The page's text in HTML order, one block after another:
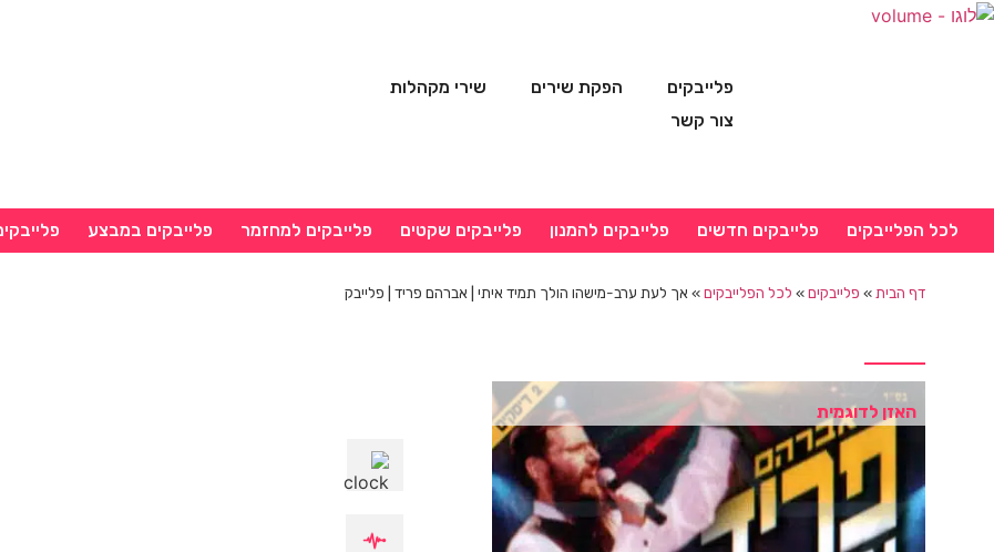
פלייבקים הפקת שירים
שירי מקהלות
צור קשר
לכל הפלייבקים פלייבקים חדשים פלייבקים להמנון פלייבקים שקטים פלייבקים למחזמר פלייבקים במבצע
דף הבית » פלייבקים» לכל הפלייבקים» אך לעת ערב-מישהו הולך תמיד איתי | אברהם פריד | פלייבק
האזן לדוגמית